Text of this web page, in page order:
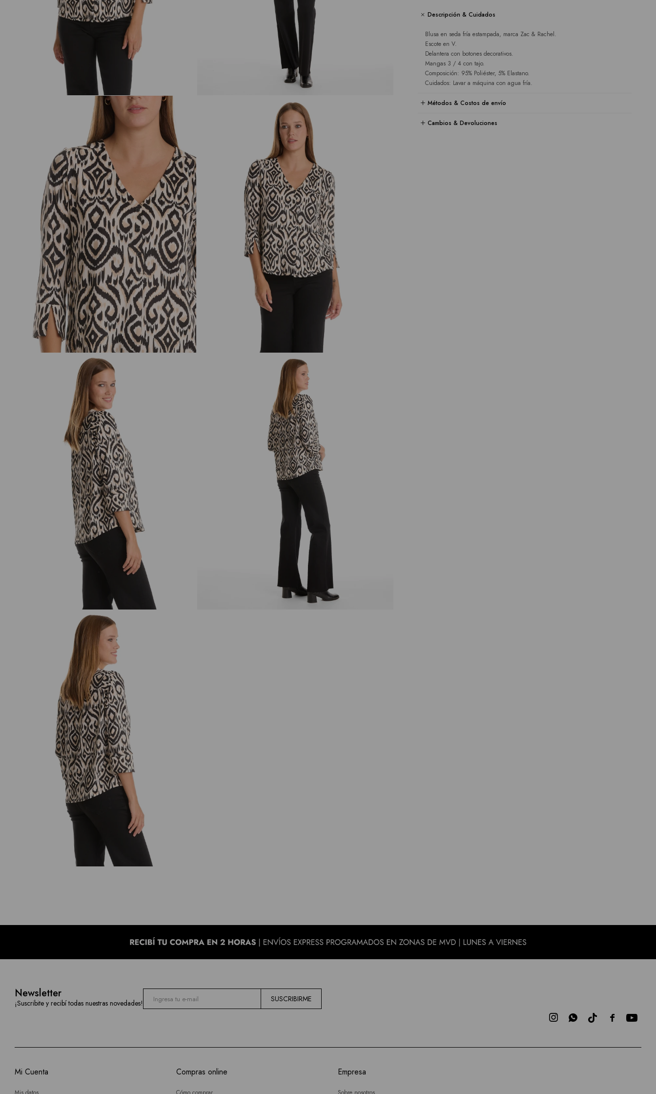
Descripción & Cuidados
Blusa en seda fría estampada, marca Zac & Rachel.
Escote en V.
Delantera con botones decorativos.
Mangas 3 / 4 con tajo.
Composición: 95% Poliéster, 5% Elastano.
Cuidados: Lavar a máquina con agua fría.
Métodos & Costos de envío
Cambios & Devoluciones
Newsletter
¡Suscribite y recibí todas nuestras novedades! SUSCRIBIRME

 
Mi Cuenta Compras online Empresa